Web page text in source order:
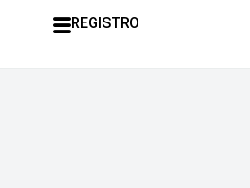
REGISTRO